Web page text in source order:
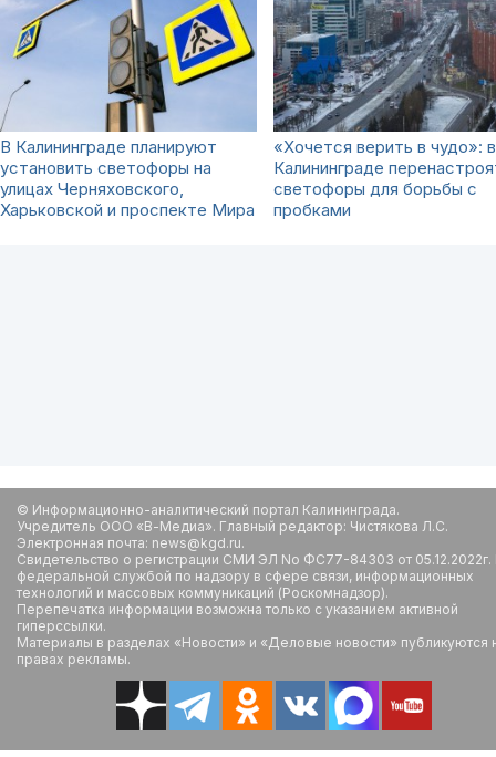
В Калининграде планируют
установить светофоры на
улицах Черняховского,
Харьковской и проспекте Мира
«Хочется верить в чудо»: в
Калининграде
светофоры для борьбы с
пробками
© Информационно-аналитический портал Калининграда.
Учредитель ООО «В-Медиа». Главный редактор: Чистякова Л.С.
Электронная почта: news@kgd.ru.
Свидетельство о регистрации СМИ ЭЛ No ФС77-84303 от
федеральной службой по надзору в сфере связи, информационных
технологий и массовых коммуникаций (Роскомнадзор).
Перепечатка информации возможна только с указанием активной
гиперссылки.
Материалы в разделах «Новости» и «Деловые новости» публикуются
правах рекламы.